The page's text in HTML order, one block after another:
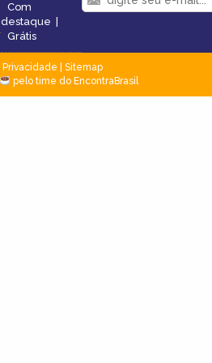
Com
destaque |
Grátis
Privacidade
Sitemap
pelo time do EncontraBrasil